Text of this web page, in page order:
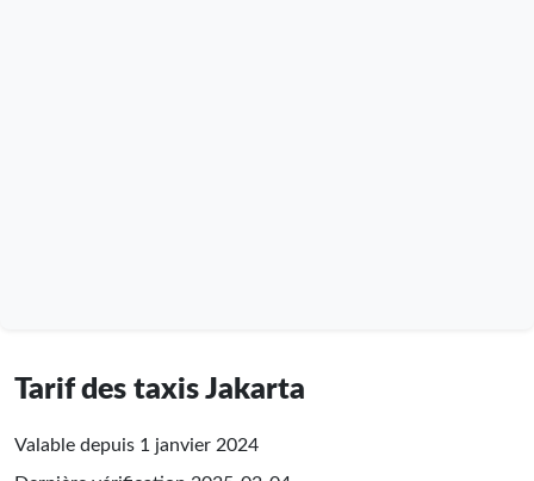
Tarif des taxis Jakarta
Valable depuis 1 janvier 2024